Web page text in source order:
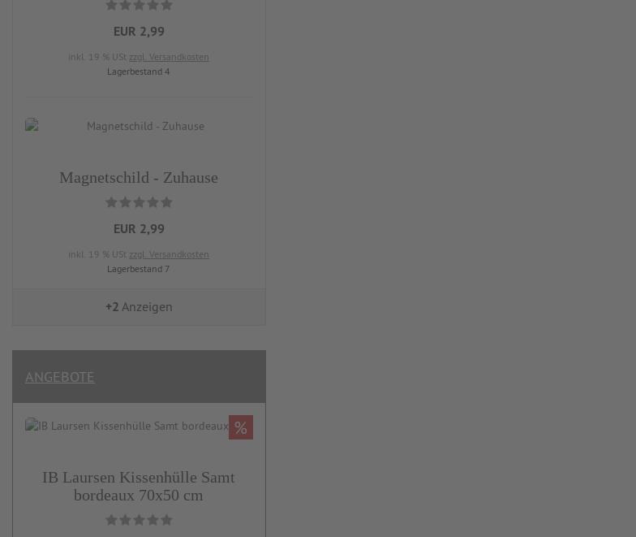
EUR 2,99
inkl. 19 % USt zzgl. Versandkosten
Lagerbestand 4
Magnetschild - Zuhause
EUR 2,99
inkl. 19 % USt zzgl. Versandkosten
Lagerbestand 7
+2 Anzeigen
ANGEBOTE
IB Laursen Kissenhülle Samt
bordeaux 70x50 cm
%